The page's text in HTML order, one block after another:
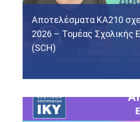
Αποτελέσματα KA210
2026 – Τομέας Σχολικής
(SCH)